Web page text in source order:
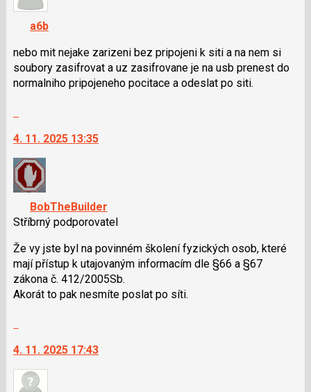
P
pro
nový
názor
navigaci
lze
použít
i
klávesy
a
P
pro
předchozí
nový
názor
a6b
nebo mit nejake zarizeni bez pripojeni k siti a na nem si
soubory zasifrovat a uz zasifrovane je na usb prenest do
normalniho pripojeneho pocitace a odeslat po siti.
další
nový
názor.
K
navigaci
lze
použít
i
klávesy
N
pro
pro
předchozí
nový
4. 11. 2025 13:35
BobTheBuilder
Stříbrný podporovatel
Že vy jste byl na povinném školení fyzických osob, které
mají přístup k utajovaným informacím dle §66 a §67
zákona č. 412/2005Sb.
Akorát to pak nesmíte poslat po síti.
další
nový
názor.
4. 11. 2025 17:43